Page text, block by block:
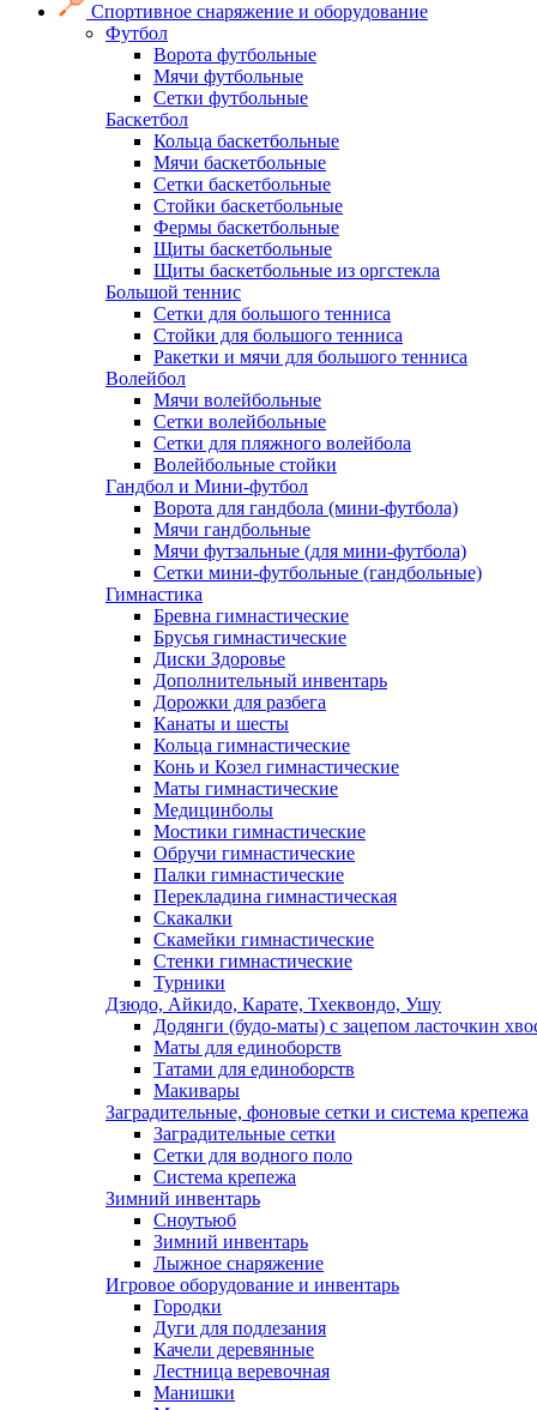
Спортивное снаряжение и оборудование
Футбол
Ворота футбольные
Мячи футбольные
Сетки футбольные
Баскетбол
Кольца баскетбольные
Мячи баскетбольные
Сетки баскетбольные
Стойки баскетбольные
Фермы баскетбольные
Щиты баскетбольные
Щиты баскетбольные из оргстекла
Большой теннис
Сетки для большого тенниса
Стойки для большого тенниса
Ракетки и мячи для большого тенниса
Волейбол
Мячи волейбольные
Сетки волейбольные
Сетки для пляжного волейбола
Волейбольные стойки
Гандбол и Мини-футбол
Ворота для гандбола (мини-футбола)
Мячи гандбольные
Мячи футзальные (для мини-футбола)
Сетки мини-футбольные (гандбольные)
Гимнастика
Бревна гимнастические
Брусья гимнастические
Диски Здоровье
Дополнительный инвентарь
Дорожки для разбега
Канаты и шесты
Кольца гимнастические
Конь и Козел гимнастические
Маты гимнастические
Медицинболы
Мостики гимнастические
Обручи гимнастические
Палки гимнастические
Перекладина гимнастическая
Скакалки
Скамейки гимнастические
Стенки гимнастические
Турники
Дзюдо, Айкидо, Карате, Тхеквондо, Ушу
Додянги (будо-маты) с зацепом ласточкин
Маты для единоборств
Татами для единоборств
Макивары
Заградительные, фоновые сетки и система крепежа
Заградительные сетки
Сетки для водного поло
Система крепежа
Зимний инвентарь
Сноутьюб
Зимний инвентарь
Лыжное снаряжение
Игровое оборудование и инвентарь
Городки
Дуги для подлезания
Качели деревянные
Лестница веревочная
Манишки